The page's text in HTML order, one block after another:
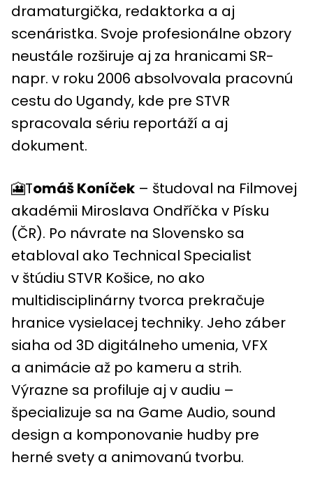
dramaturgička, redaktorka a aj
scenáristka. Svoje profesionálne obzory
neustále rozširuje aj za hranicami SR-
napr. v roku 2006 absolvovala pracovnú
cestu do Ugandy, kde pre STVR
spracovala sériu reportáží a aj
dokument.
🎦Tomáš Koníček – študoval na Filmovej
akadémii Miroslava Ondříčka v Písku
(ČR). Po návrate na Slovensko sa
etabloval ako Technical Specialist
v štúdiu STVR Košice, no ako
multidisciplinárny tvorca prekračuje
hranice vysielacej techniky. Jeho záber
siaha od 3D digitálneho umenia, VFX
a animácie až po kameru a strih.
Výrazne sa profiluje aj v audiu –
špecializuje sa na Game Audio, sound
design a komponovanie hudby pre
herné svety a animovanú tvorbu.